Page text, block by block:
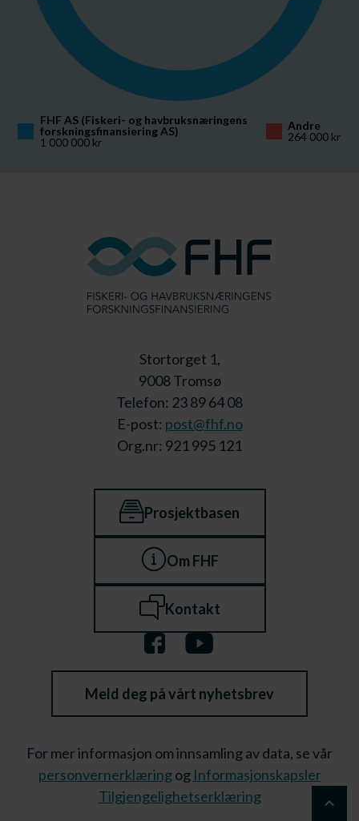
FHF AS (Fiskeri- og havbruksnæringens
forskningsfinansiering AS)
1 000 000 kr
Andre
264 000 kr
Stortorget 1,
9008 Tromsø
Telefon: 23 89 64 08
E-post: post@fhf.no
Org.nr: 921 995 121
Prosjektbasen
Om FHF
Kontakt
Meld deg på vårt nyhetsbrev
For mer informasjon om innsamling av data, se vår
personvernerklæringog Informasjonskapsler
Tilgjengelighetserklæring
keyboard_arrow_up